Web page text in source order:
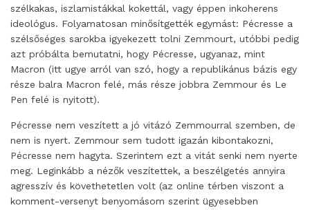
szélkakas, iszlamistákkal kokettál, vagy éppen inkoherens
ideológus. Folyamatosan minősítgették egymást: Pécresse a
szélsőséges sarokba igyekezett tolni Zemmourt, utóbbi pedig
azt próbálta bemutatni, hogy Pécresse, ugyanaz, mint
Macron (itt ugye arról van szó, hogy a republikánus bázis egy
része balra Macron felé, más része jobbra Zemmour és Le
Pen felé is nyitott).
Pécresse nem veszített a jó vitázó Zemmourral szemben, de
nem is nyert. Zemmour sem tudott igazán kibontakozni,
Pécresse nem hagyta. Szerintem ezt a vitát senki nem nyerte
meg. Leginkább a nézők veszítettek, a beszélgetés annyira
agresszív és követhetetlen volt (az online térben viszont a
komment-versenyt benyomásom szerint ügyesebben